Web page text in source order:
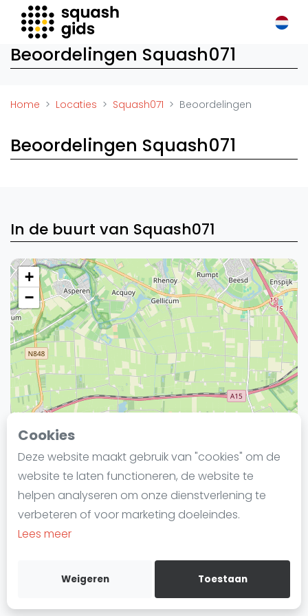
Cookies
Deze website maakt gebruik van "cookies" om de
website te laten functioneren, de website te
helpen analyseren om onze dienstverlening te
verbeteren of voor marketing doeleindes.
Lees meer
Weigeren Toestaan
Squash Gids
Locaties
Winkels
Trainers
Reserveringssystemen
Zakelijk
Vacatures
Video's
Laatste
Alles
SBN Eredivisie
Agenda
Squash
Squash Den Haag
Beoordelingen Squash071
Home Locaties Squash071 Beoordelingen
Beoordelingen Squash071
In de buurt van Squash071
+
−
Squashgids in 4 stappen